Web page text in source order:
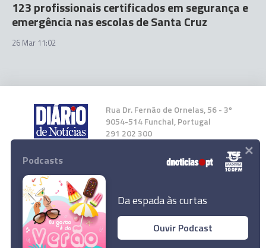
123 profissionais certificados em segurança e
emergência nas escolas de Santa Cruz
26 Mar 11:02
Rua Dr. Fernão de Ornelas, 56 - 3º
9054-514 Funchal, Portugal
291 202 300
Instale a nossa App
© 2026 Empresa Diário de Notícias, Lda.
Podcasts
Da espada às curtas
Ouvir Podcast
×